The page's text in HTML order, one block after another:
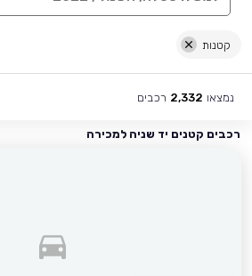
קטנות
נמצאו 2,332 רכבים
רכבים קטנים יד שניה למכירה